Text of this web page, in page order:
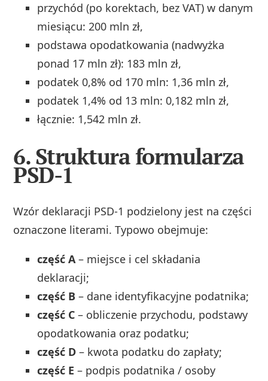
przychód (po korektach, bez VAT) w danym
miesiącu: 200 mln zł,
podstawa opodatkowania (nadwyżka
ponad 17 mln zł): 183 mln zł,
podatek 0,8% od 170 mln: 1,36 mln zł,
podatek 1,4% od 13 mln: 0,182 mln zł,
łącznie: 1,542 mln zł.
6. Struktura formularza
PSD-1
Wzór deklaracji PSD‑1 podzielony jest na części
oznaczone literami. Typowo obejmuje:
część A– miejsce i cel składania
deklaracji;
część B – dane identyfikacyjne podatnika;
część C – obliczenie przychodu, podstawy
opodatkowania oraz podatku;
część D – kwota podatku do zapłaty;
część E – podpis podatnika / osoby